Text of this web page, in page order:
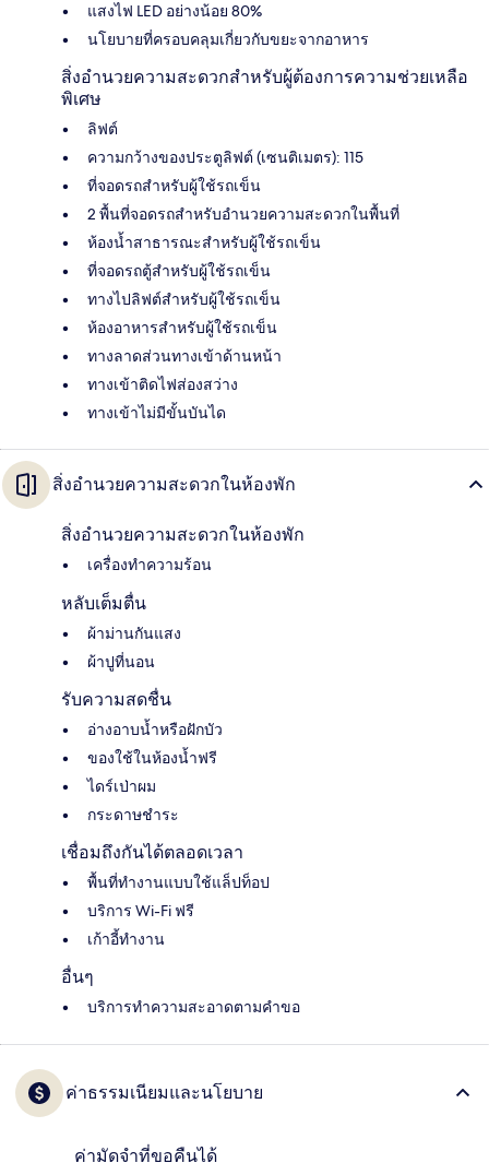
แสงไฟ LED อย่างน้อย 80%
นโยบายที่ครอบคลุมเกี่ยวกับขยะจากอาหาร
สิ่งอำนวยความสะดวกสำหรับผู้ต้องการความช่วยเหลือ
พิเศษ
ลิฟต์
ความกว้างของประตูลิฟต์ (เซนติเมตร): 115
ที่จอดรถสำหรับผู้ใช้รถเข็น
2 พื้นที่จอดรถสำหรับอำนวยความสะดวกในพื้นที่
ห้องน้ำสาธารณะสำหรับผู้ใช้รถเข็น
ที่จอดรถตู้สำหรับผู้ใช้รถเข็น
ทางไปลิฟต์สำหรับผู้ใช้รถเข็น
ห้องอาหารสำหรับผู้ใช้รถเข็น
ทางลาดส่วนทางเข้าด้านหน้า
ทางเข้าติดไฟส่องสว่าง
ทางเข้าไม่มีขั้นบันได
สิ่งอำนวยความสะดวกในห้องพัก
สิ่งอำนวยความสะดวกในห้องพัก
เครื่องทำความร้อน
หลับเต็มตื่น
ผ้าม่านกันแสง
ผ้าปูที่นอน
รับความสดชื่น
อ่างอาบน้ำหรือฝักบัว
ของใช้ในห้องน้ำฟรี
ไดร์เป่าผม
กระดาษชำระ
เชื่อมถึงกันได้ตลอดเวลา
พื้นที่ทำงานแบบใช้แล็ปท็อป
บริการ Wi-Fi ฟรี
เก้าอี้ทำงาน
อื่นๆ
บริการทำความสะอาดตามคำขอ
ค่าธรรมเนียมและนโยบาย
ค่ามัดจำที่ขอคืนได้